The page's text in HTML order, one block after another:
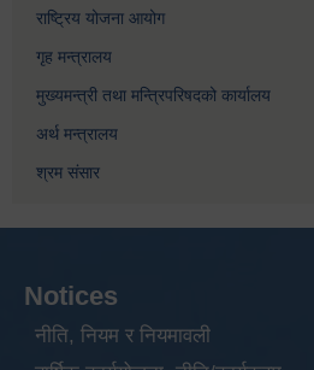
राष्ट्रिय योजना आयोग
गृह मन्त्रालय
मुख्यमन्त्री तथा मन्त्रिपरिषदको कार्यालय
अर्थ मन्त्रालय
श्रम संसार
Notices
नीति, नियम र नियमावली